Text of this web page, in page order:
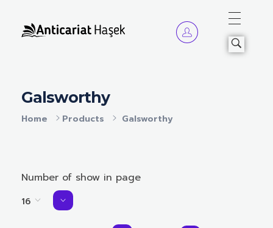
Home Products Galsworthy
Galsworthy
Number of show in page
16